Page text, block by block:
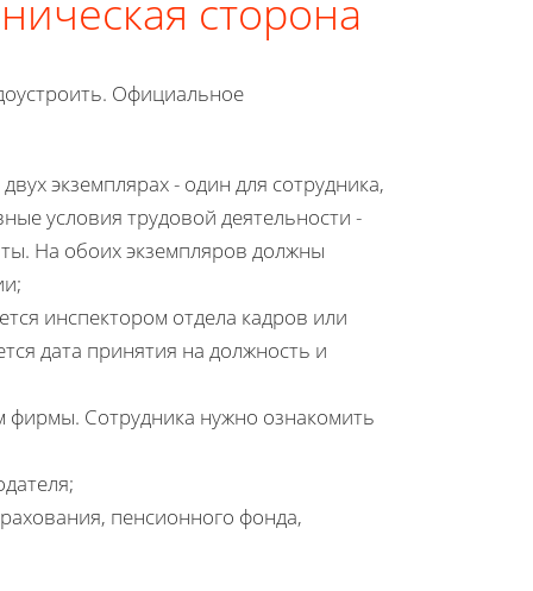
сторона
Официальное
экземплярах - один для сотрудника,
условия трудовой деятельности -
На обоих экземпляров должны
инспектором отдела кадров или
дата принятия на должность и
фирмы. Сотрудника нужно ознакомить
пенсионного фонда,